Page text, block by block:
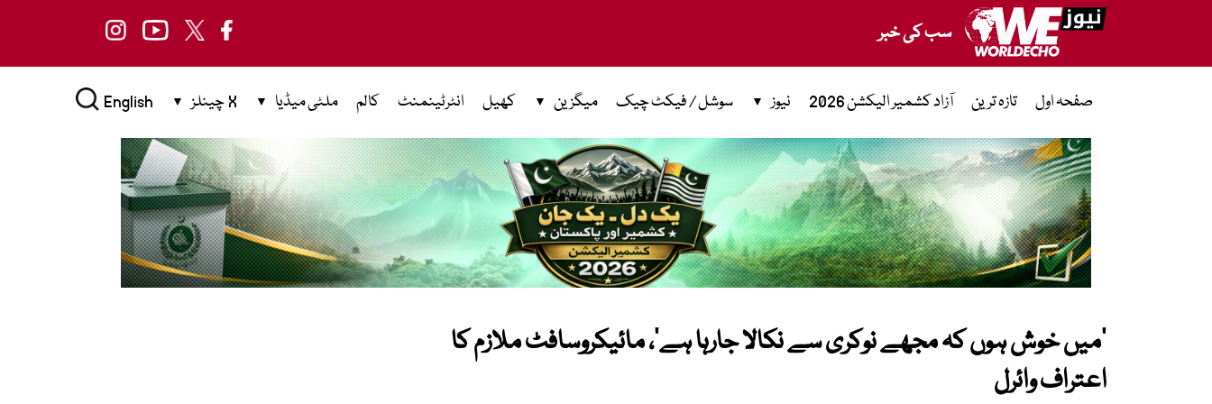
سب کی خبر
صفحہ اول تازہ ترین آزاد کشمیر الیکشن 2026 نیوز سوشل / فیکٹ چیک میگزین کھیل انٹرٹینمنٹ کالم ملٹی میڈیا X چینلز English
’میں خوش ہوں کہ مجھے نوکری سے نکالا جارہا ہے‘، مائیکروسافٹ ملازم کا
اعتراف وائرل